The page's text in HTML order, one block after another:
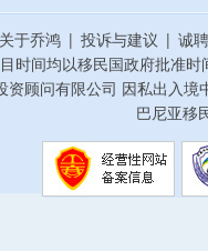
关于乔鸿 | 投诉与建议 | 诚
时间均以移民国政府批准
顾问有限公司 因私出入
巴尼亚移